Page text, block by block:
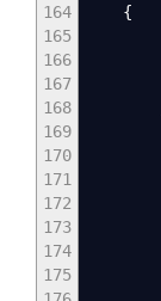
164
165
166
167
168
169
170
171
172
173
174
175
{